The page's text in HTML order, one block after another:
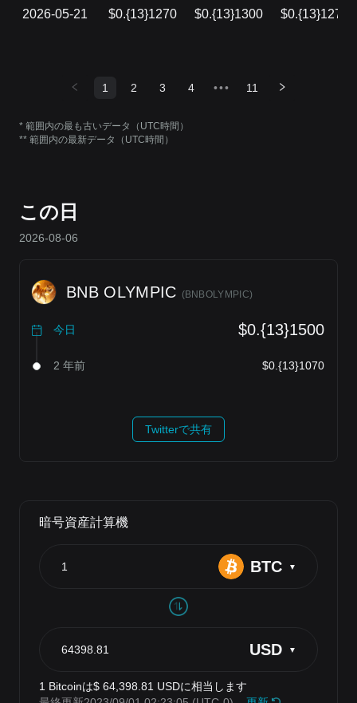
2026-05-21 $0.{13}1270 $0.{13}1300 $0.{13}1270
1 2 3 4 ••• 11
* 範囲内の最も古いデータ（UTC時間）
** 範囲内の最新データ（UTC時間）
この日
2026-08-06
BNB OLYMPIC (BNBOLYMPIC)
今日 $0.{13}1500
2 年前 $0.{13}1070
Twitterで共有